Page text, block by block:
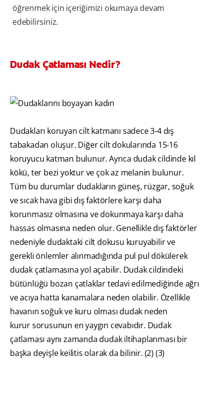
öğrenmek için içeriğimizi okumaya devam
edebilirsiniz.
Dudak Çatlaması Nedir?
Dudakları koruyan cilt katmanı sadece 3-4 dış
tabakadan oluşur. Diğer cilt dokularında 15-16
koruyucu katman bulunur. Ayrıca dudak cildinde kıl
kökü, ter bezi yoktur ve çok az melanin bulunur.
Tüm bu durumlar dudakların güneş, rüzgar, soğuk
ve sıcak hava gibi dış faktörlere karşı daha
korunmasız olmasına ve dokunmaya karşı daha
hassas olmasına neden olur. Genellikle dış faktörler
nedeniyle dudaktaki cilt dokusu kuruyabilir ve
gerekli önlemler alınmadığında pul pul dökülerek
dudak çatlamasına yol açabilir. Dudak cildindeki
bütünlüğü bozan çatlaklar tedavi edilmediğinde ağrı
ve acıya hatta kanamalara neden olabilir. Özellikle
havanın soğuk ve kuru olması dudak neden
kurur sorusunun en yaygın cevabıdır. Dudak
çatlaması aynı zamanda dudak iltihaplanması bir
başka deyişle keilitis olarak da bilinir. (2) (3)